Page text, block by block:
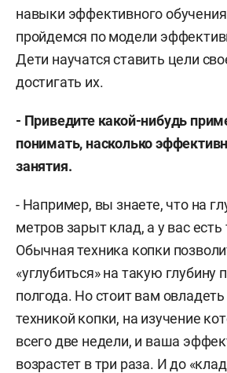
навыки эффективного
пройдемся по модели
Дети научатся ставить цели
достигать их.
- Приведите какой-нибудь
понимать, насколько
занятия.
- Например, вы знаете, что на
метров зарыт клад, а у вас есть
Обычная техника копки
«углубиться» на такую глубину
полгода. Но стоит вам
техникой копки, на изучение
всего две недели, и ваша
возрастет в три раза. И до